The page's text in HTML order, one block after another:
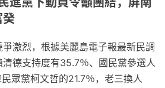
癸
激烈，根據美麗島電子報最新民調
德支持度有35.7％、國民黨參選人
眾黨柯文哲的21.7％，老三換人